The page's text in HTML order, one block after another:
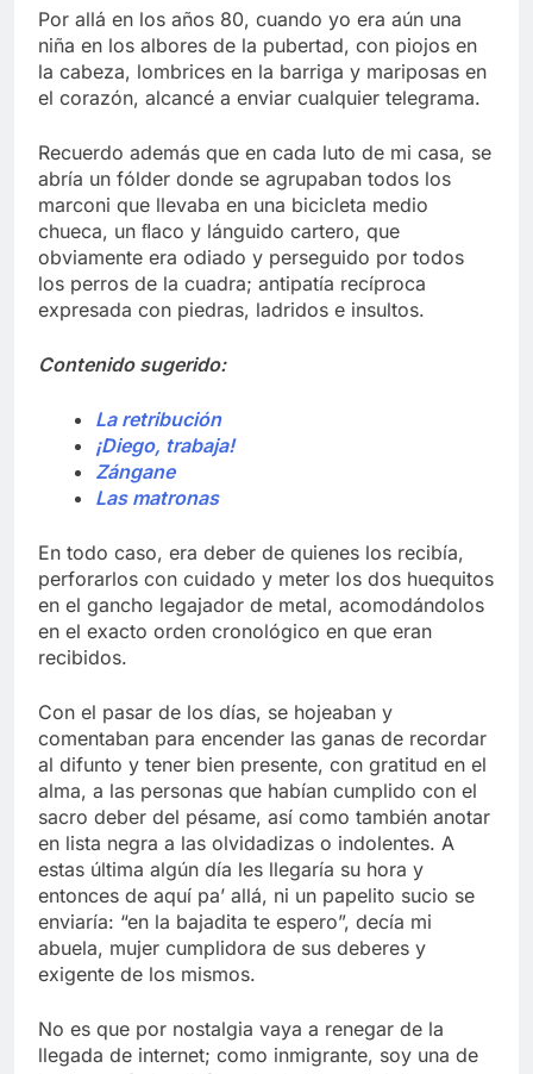
Por allá en los años 80, cuando yo era aún una
niña en los albores de la pubertad, con piojos en
la cabeza, lombrices en la barriga y mariposas en
el corazón, alcancé a enviar cualquier telegrama.
Recuerdo además que en cada luto de mi casa, se
abría un fólder donde se agrupaban todos los
marconi que llevaba en una bicicleta medio
chueca, un ﬂaco y lánguido cartero, que
obviamente era odiado y perseguido por todos
los perros de la cuadra; antipatía recíproca
expresada con piedras, ladridos e insultos.
Contenido sugerido:
La retribución
¡Diego, trabaja!
Zángane
Las matronas
En todo caso, era deber de quienes los recibía,
perforarlos con cuidado y meter los dos huequitos
en el gancho legajador de metal, acomodándolos
en el exacto orden cronológico en que eran
recibidos.
Con el pasar de los días, se hojeaban y
comentaban para encender las ganas de recordar
al difunto y tener bien presente, con gratitud en el
alma, a las personas que habían cumplido con el
sacro deber del pésame, así como también anotar
en lista negra a las olvidadizas o indolentes. A
estas última algún día les llegaría su hora y
entonces de aquí pa’ allá, ni un papelito sucio se
enviaría: “en la bajadita te espero”, decía mi
abuela, mujer cumplidora de sus deberes y
exigente de los mismos.
No es que por nostalgia vaya a renegar de la
llegada de internet; como inmigrante, soy una de